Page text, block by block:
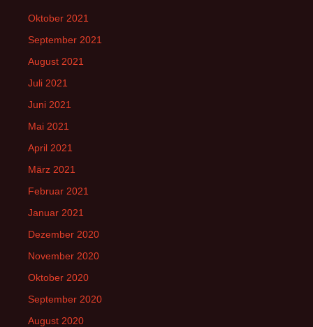
Oktober 2021
September 2021
August 2021
Juli 2021
Juni 2021
Mai 2021
April 2021
März 2021
Februar 2021
Januar 2021
Dezember 2020
November 2020
Oktober 2020
September 2020
August 2020